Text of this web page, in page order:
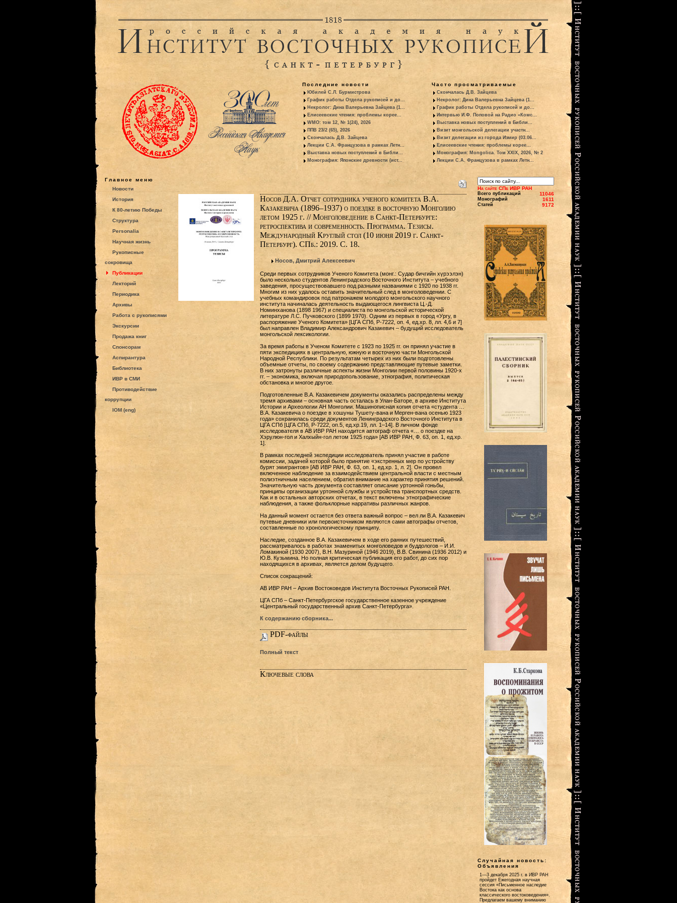
Последние новости
Юбилей С.Л. Бурмистрова
График работы Отдела рукописей и до...
Некролог: Дина Валерьевна Зайцева (1...
Елисеевские чтения: проблемы корее...
WMO: том 12, № 1(24), 2026
ППВ 23/2 (65), 2026
Скончалась Д.В. Зайцева
Лекции С.А. Французова в рамках Летн...
Выставка новых поступлений в Библи...
Монография: Японские древности (ист...
Часто просматриваемые
Скончалась Д.В. Зайцева
Некролог: Дина Валерьевна Зайцева (1...
График работы Отдела рукописей и до...
Интервью И.Ф. Поповой на Радио «Комс...
Выставка новых поступлений в Библи...
Визит монгольской делегации участн...
Визит делегации из города Измир (03.06...
Елисеевские чтения: проблемы корее...
Монография: Mongolica. Том XXIX, 2026, № 2
Лекции С.А. Французова в рамках Летн...
Главное меню
Новости
История
К 80-летию Победы
Структура
Personalia
Научная жизнь
Рукописные
сокровища
Публикации
Лекторий
Периодика
Архивы
Работа с рукописями
Экскурсии
Продажа книг
Спонсорам
Аспирантура
Библиотека
ИВР в СМИ
Противодействие
коррупции
IOM (eng)
Носов Д.А. Отчет сотрудника ученого комитета В.А.
Казакевича (1896–1937) о поездке в восточную Монголию
летом 1925 г. // Монголоведение в Санкт-Петербурге:
ретроспектива и современность. Программа. Тезисы.
Международный Круглый стол (10 июня 2019 г. Санкт-
Петербург). СПб.: 2019. С. 18.
Носов, Дмитрий Алексеевич
Среди первых сотрудников Ученого Комитета (монг.: Судар бичгийн хүрээлэн)
было несколько студентов Ленинградского Восточного Института – учебного
заведения, просуществовавшего под разными названиями с 1920 по 1938 гг.
Многим из них удалось оставить значительный след в монголоведении. С
учебных командировок под патронажем молодого монгольского научного
института начиналась деятельность выдающегося лингвиста Ц.-Д.
Номинханова (1898 1967) и специалиста по монгольской исторической
литературе Л.С. Пучковского (1899 1970). Одним из первых в город «Ургу, в
распоряжение Ученого Комитета» [ЦГА СПб, Р-7222, оп. 4, ед.хр. 8, лл. 4,6 и 7]
был направлен Владимир Александрович Казакевич – будущий исследователь
монгольской лексикологии.
За время работы в Ученом Комитете с 1923 по 1925 гг. он принял участие в
пяти экспедициях в центральную, южную и восточную части Монгольской
Народной Республики. По результатам четырех из них были подготовлены
объемные отчеты, по своему содержанию представляющие путевые заметки.
В них затронуты различные аспекты жизни Монголии первой половины 1920-х
гг. – экономика, включая природопользование, этнография, политическая
обстановка и многое другое.
Подготовленные В.А. Казакевичем документы оказались распределены между
тремя архивами – основная часть осталась в Улан-Баторе, в архиве Института
Истории и Археологии АН Монголии. Машинописная копия отчета «студента …
В.А. Казакевича о поездке в хошуны Тушету-вана и Мерген-вана осенью 1923
года» сохранилась среди документов Ленинградского Восточного Института в
ЦГА СПб [ЦГА СПб, Р-7222, оп.5, ед.хр.19, лл. 1–14]. В личном фонде
исследователя в АВ ИВР РАН находится автограф отчета «… о поездке на
Хэрулюн-гол и Халхыйн-гол летом 1925 года» [АВ ИВР РАН, Ф. 63, оп. 1, ед.хр.
1].
В рамках последней экспедиции исследователь принял участие в работе
комиссии, задачей которой было принятие «экстренных мер по устройству
бурят эмигрантов» [АВ ИВР РАН, Ф. 63, оп. 1, ед.хр. 1, л. 2]. Он провел
включенное наблюдение за взаимодействием центральной власти с местным
полиэтничным населением, обратил внимание на характер принятия решений.
Значительную часть документа составляет описание уртонной гоньбы,
принципы организации уртонной службы и устройства транспортных средств.
Как и в остальных авторских отчетах, в текст включены этнографические
наблюдения, а также фольклорные нарративы различных жанров.
На данный момент остается без ответа важный вопрос – вел ли В.А. Казакевич
путевые дневники или первоисточником являются сами автографы отчетов,
составленные по хронологическому принципу.
Наследие, созданное В.А. Казакевичем в ходе его ранних путешествий,
рассматривалось в работах знаменитых монголоведов и буддологов – И.И.
Ломакиной (1930 2007), В.Н. Мазуриной (1946 2019), В.В. Свинина (1936 2012) и
Ю.В. Кузьмина. Но полная критическая публикация его работ, до сих пор
находящихся в архивах, является делом будущего.
Список сокращений:
АВ ИВР РАН – Архив Востоковедов Института Восточных Рукописей РАН.
ЦГА СПб – Санкт-Петербургское государственное казенное учреждение
«Центральный государственный архив Санкт-Петербурга».
К содержанию сборника...
PDF-файлы
Полный текст
Ключевые слова
На сайте СПб ИВР РАН
Всего публикаций 11046
Монографий 1611
Статей 9172
Случайная новость:
Объявления
1—3 декабря 2025 г. в ИВР РАН
пройдет Ежегодная научная
сессия «Письменное наследие
Востока как основа
классического востоковедения».
Предлагаем вашему вниманию